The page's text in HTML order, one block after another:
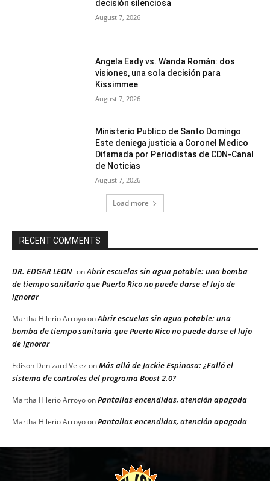
decisión silenciosa
August 7, 2026
Angela Eady vs. Wanda Román: dos
visiones, una sola decisión para
Kissimmee
August 7, 2026
Ministerio Publico de Santo Domingo
Este deniega justicia a Coronel Medico
Difamada por Periodistas de CDN-Canal
de Noticias
August 7, 2026
Load more
RECENT COMMENTS
DR. EDGAR LEON onAbrir escuelas sin agua potable: una bomba
de tiempo sanitaria que Puerto Rico no puede darse el lujo de
ignorar
Martha Hilerio ArroyoonAbrir escuelas sin agua potable: una
bomba de tiempo sanitaria que Puerto Rico no puede darse el lujo
de ignorar
Edison Denizard Velez onMás allá de Jackie Espinosa: ¿Falló el
sistema de controles del programa Boost 2.0?
Martha Hilerio ArroyoonPantallas encendidas, atención apagada
Martha Hilerio ArroyoonPantallas encendidas, atención apagada